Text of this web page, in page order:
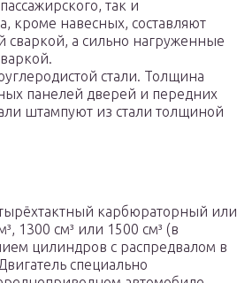
так и
кроме навесных, составляют
сваркой, а сильно нагруженные
стали. Толщина
панелей дверей и передних
штампуют из стали толщиной
карбюраторный или
1300 см³ или 1500 см³ (в
цилиндров с распредвалом в
специально